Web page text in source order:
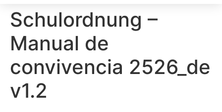
Schulordnung –
Manual de
convivencia 2526_de
v1.2